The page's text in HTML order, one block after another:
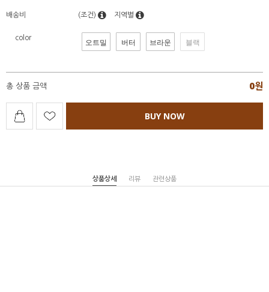
배송비 (조건) 지역별
color 오트밀 버터 브라운 블랙
총 상품 금액 0원
BUY NOW
상품상세 리뷰 관련상품